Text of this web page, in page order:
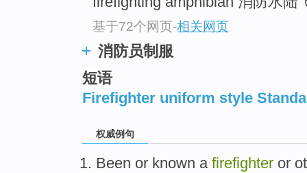
基于72个网页-相关网页
消防员制服
短语
Firefighter uniform style
权威例句
Been or known a firefighter or